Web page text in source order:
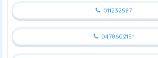
011232587
0478602151